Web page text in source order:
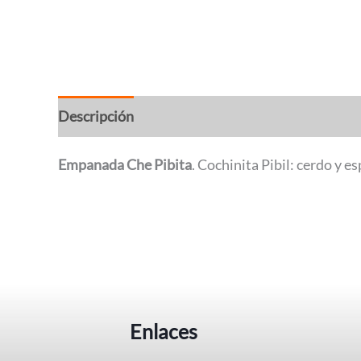
Descripción
Empanada Che Pibita. Cochinita Pibil: cerdo y
Enlaces